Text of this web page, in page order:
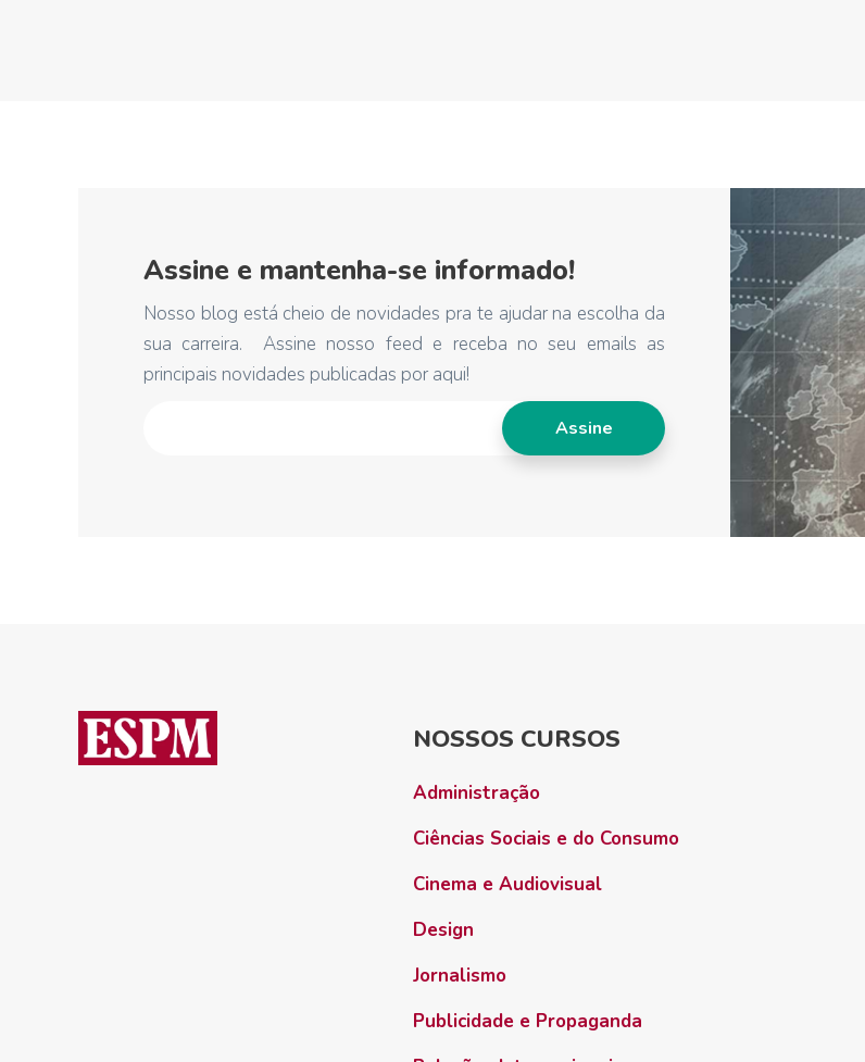
Assine e mantenha-se informado!
Nosso blog está cheio de novidades pra te ajudar na escolha da
sua carreira. Assine nosso feed e receba no seu emails as
principais novidades publicadas por aqui!
NOSSOS CURSOS
Administração
Ciências Sociais e do Consumo
Cinema e Audiovisual
Design
Jornalismo
Publicidade e Propaganda